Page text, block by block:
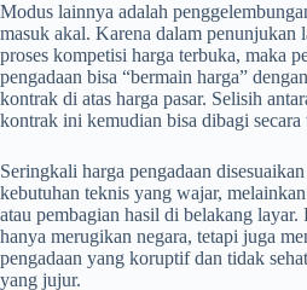
Modus lainnya adalah
masuk akal. Karena dalam penunjukan
proses kompetisi harga terbuka, maka
pengadaan bisa “bermain harga”
kontrak di atas harga pasar. Selisih
kontrak ini kemudian bisa dibagi secara
Seringkali harga pengadaan
kebutuhan teknis yang wajar,
atau pembagian hasil di belakang
hanya merugikan negara, tetapi juga
pengadaan yang koruptif dan tidak
yang jujur.